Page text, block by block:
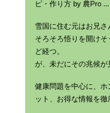
雪国に住む元はお兄
そろそろ悟りを開け
ど経つ。
が、未だにその兆候
健康問題を中心に、
ット、お得な情報を徹